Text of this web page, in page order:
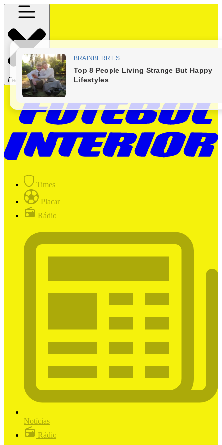
Fechar Menu
Times
Placar
Rádio
Notícias
Rádio